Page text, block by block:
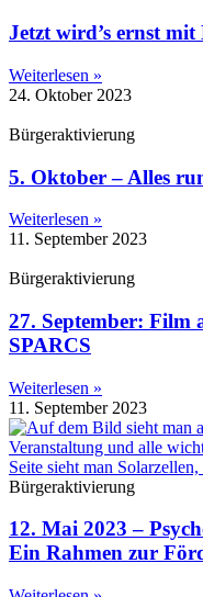
Jetzt wird’s ernst mit
Weiterlesen »
24. Oktober 2023
Bürgeraktivierung
5. Oktober – Alles
Weiterlesen »
11. September 2023
Bürgeraktivierung
27. September:
SPARCS
Weiterlesen »
11. September 2023
Bürgeraktivierung
12. Mai 2023 –
Ein Rahmen zur